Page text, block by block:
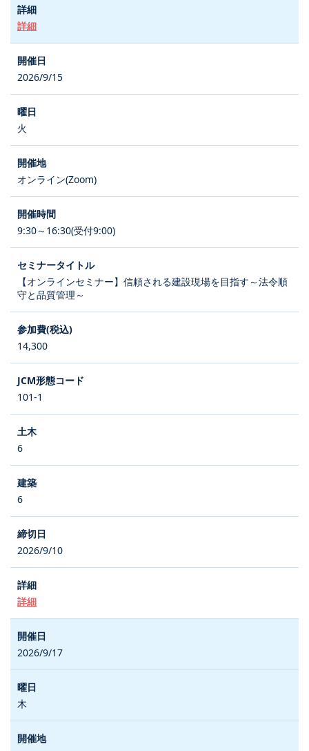
詳細
2026/9/15
火
オンライン(Zoom)
9:30～16:30(受付9:00)
【オンラインセミナー】信頼される建設現場を目指す～法令順
守と品質管理～
14,300
101-1
6
6
2026/9/10
詳細
2026/9/17
木